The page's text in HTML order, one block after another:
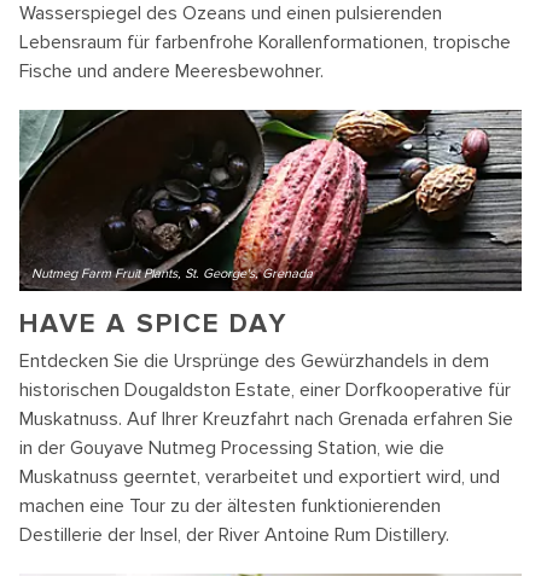
Wasserspiegel des Ozeans und einen pulsierenden
Lebensraum für farbenfrohe Korallenformationen, tropische
Fische und andere Meeresbewohner.
Nutmeg Farm Fruit Plants, St. George's, Grenada
HAVE A SPICE DAY
Entdecken Sie die Ursprünge des Gewürzhandels in dem
historischen Dougaldston Estate, einer Dorfkooperative für
Muskatnuss. Auf Ihrer Kreuzfahrt nach Grenada erfahren Sie
in der Gouyave Nutmeg Processing Station, wie die
Muskatnuss geerntet, verarbeitet und exportiert wird, und
machen eine Tour zu der ältesten funktionierenden
Destillerie der Insel, der River Antoine Rum Distillery.